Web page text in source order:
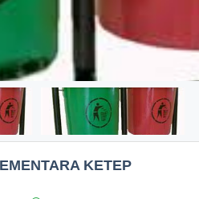
KETEP